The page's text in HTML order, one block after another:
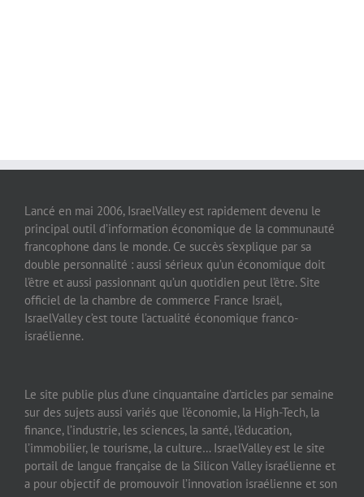
Lancé en mai 2006, IsraelValley est rapidement devenu le
principal outil d’information économique de la communauté
francophone dans le monde. Ce succès s’explique par sa
double personnalité : aussi sérieux qu’un économique doit
l’être et aussi passionnant qu’un quotidien peut l’être. Site
officiel de la chambre de commerce France Israël,
IsraelValley c’est toute l’actualité économique franco-
israélienne.
Le site publie plus d’une cinquantaine d’articles par semaine
sur des sujets aussi variés que l’économie, la High-Tech, la
finance, l’industrie, les sciences, la santé, l’éducation,
l’immobilier, le tourisme, la culture… IsraelValley est le site
portail de langue française de la Silicon Valley israélienne et
a pour objectif de promouvoir l’innovation israélienne et son